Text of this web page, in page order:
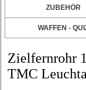
ZUBEHÖR
WAFFEN -
Zielfernrohr
TMC